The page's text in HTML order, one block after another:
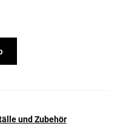
und Zubehör